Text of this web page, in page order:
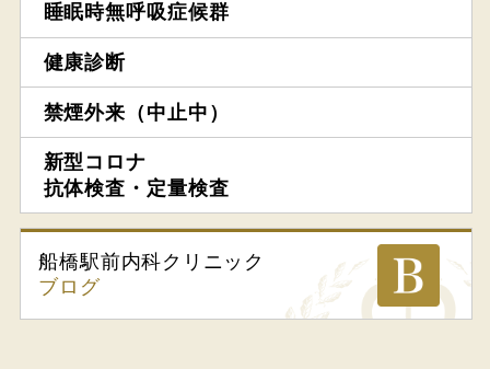
睡眠時無呼吸症候群
健康診断
禁煙外来（中止中）
新型コロナ
抗体検査・定量検査
船橋駅前内科クリニック
ブログ